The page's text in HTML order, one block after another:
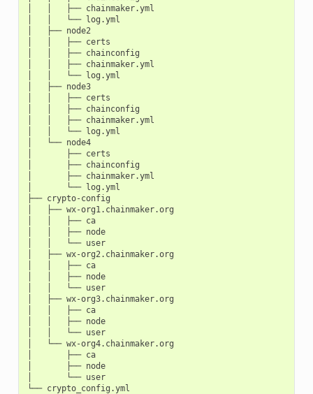
├── chainmaker.yml
└── log.yml
├── node2
├── certs
├── chainconfig
├── chainmaker.yml
└── log.yml
├── node3
├── certs
├── chainconfig
├── chainmaker.yml
└── log.yml
└── node4
├── certs
├── chainconfig
├── chainmaker.yml
└── log.yml
├── crypto-config
├── wx-org1.chainmaker.org
├── ca
├── node
└── user
├── wx-org2.chainmaker.org
├── ca
├── node
└── user
├── wx-org3.chainmaker.org
├── ca
├── node
└── user
└── wx-org4.chainmaker.org
├── ca
├── node
└── user
└──